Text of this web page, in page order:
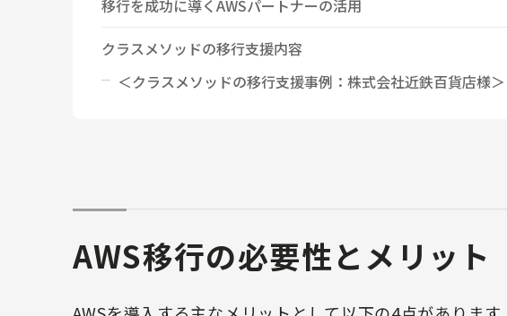
移行を成功に導くAWSパートナーの活用
クラスメソッドの移行支援内容
＜クラスメソッドの移行支援事例：株式会社近鉄百貨店様＞
AWS移行の必要性とメリット